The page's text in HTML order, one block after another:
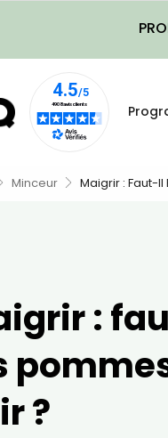
Minceur Maigrir : Faut-Il
:
?